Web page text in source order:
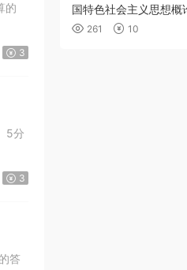
的
3
5分
3
答
国特色社会主义思想
261 10